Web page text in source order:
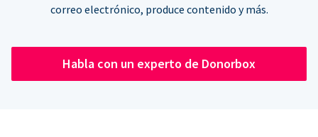
correo electrónico, produce contenido y más.
Habla con un experto de Donorbox